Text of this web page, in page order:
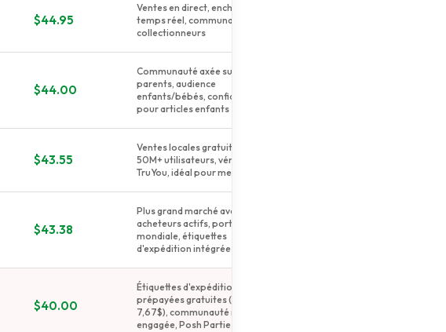
$44.95
Ventes en direct, enchères en
temps réel, communauté de
collectionneurs
$44.00
Communauté axée sur les
parents, audience
enfants/bébés, confiance
pour articles enfants
$43.55
Ventes locales gratuites,
50M+ utilisateurs, vérification
TruYou, idéal pour meubles
$43.38
Plus grand marché avec 135M+
acheteurs actifs, portée
mondiale, étiquettes
d'expédition intégrées
$40.00
Étiquettes d'expédition
prépayées gratuites (valeur
7,67$), communauté mode
engagée, Posh Parties